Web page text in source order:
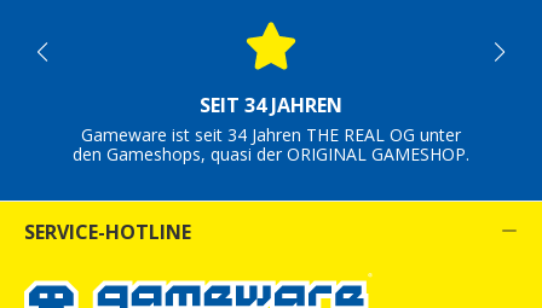
SEIT 34 JAHREN
Gameware ist seit 34 Jahren THE REAL OG unter
den Gameshops, quasi der ORIGINAL GAMESHOP.
SERVICE-HOTLINE